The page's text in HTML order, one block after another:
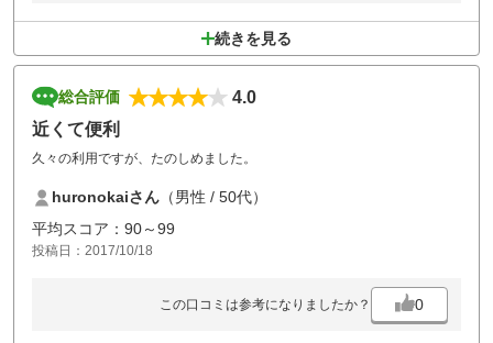
続きを見る
総合評価
4.0
近くて便利
久々の利用ですが、たのしめました。
huronokaiさん （男性 / 50代）
平均スコア：90～99
投稿日：2017/10/18
この口コミは参考になりましたか？ 0